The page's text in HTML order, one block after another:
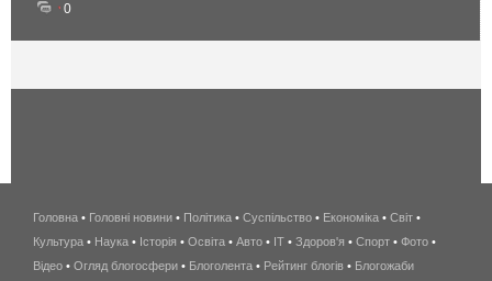
0
беспроводной
интернет
киев
Головна • Головні новини • Політика • Суспільство • Економіка • Світ •
Культура • Наука • Історія • Освіта • Авто • IT • Здоров'я • Спорт • Фото •
Відео • Огляд блогосфери • Блоголента • Рейтинг блогів • Блогожаби